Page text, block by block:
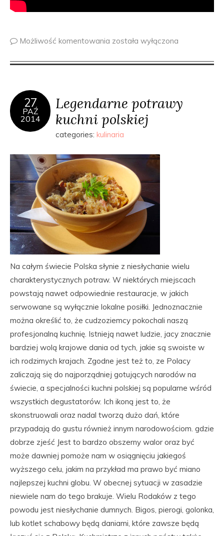
Możliwość komentowania została wyłączona
27
PAŹ
2014
Legendarne potrawy
kuchni polskiej
categories: kulinaria
Na całym świecie Polska słynie z niesłychanie wielu
charakterystycznych potraw. W niektórych miejscach
powstają nawet odpowiednie restauracje, w jakich
serwowane są wyłącznie lokalne posiłki. Jednoznacznie
można określić to, że cudzoziemcy pokochali naszą
profesjonalną kuchnię. Istnieją nawet ludzie, jacy znacznie
bardziej wolą krajowe dania od tych, jakie są swoiste w
ich rodzimych krajach. Zgodne jest też to, ze Polacy
zaliczają się do najporządniej gotujących narodów na
świecie, a specjalności kuchni polskiej są popularne wśród
wszystkich degustatorów. Ich ikoną jest to, że
skonstruowali oraz nadal tworzą dużo dań, które
przypadają do gustu również innym narodowościom. gdzie
dobrze zjeść Jest to bardzo obszerny walor oraz być
może dawniej pomoże nam w osiągnięciu jakiegoś
wyższego celu, jakim na przykład ma prawo być miano
najlepszej kuchni globu. W obecnej sytuacji w zasadzie
niewiele nam do tego brakuje. Wielu Rodaków z tego
powodu jest niesłychanie dumnych. Bigos, pierogi, golonka,
lub kotlet schabowy będą daniami, które zawsze będą